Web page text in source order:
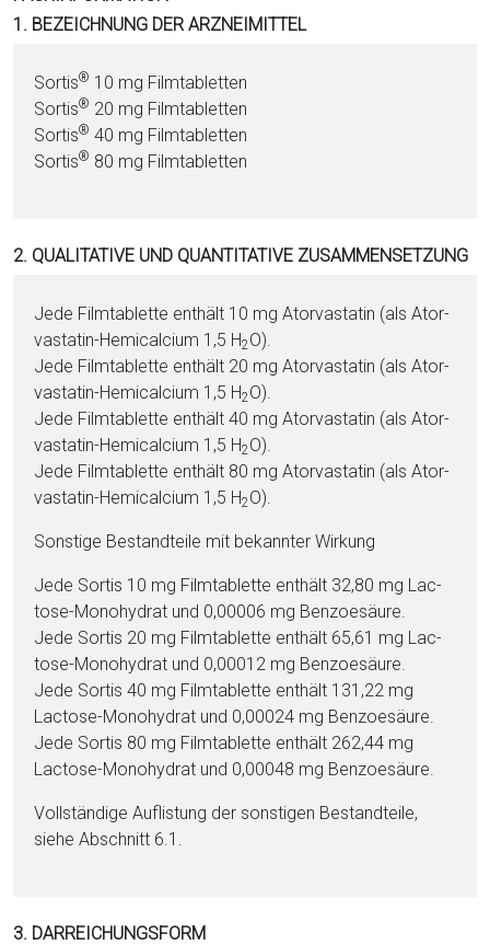
1. BEZEICHNUNG DER ARZNEIMITTEL
Sortis® 10 mg Film­ta­blet­ten
Sortis® 20 mg Film­ta­blet­ten
Sortis® 40 mg Film­ta­blet­ten
Sortis® 80 mg Film­ta­blet­ten
2. QUALITATIVE UND QUANTITATIVE ZUSAMMENSETZUNG
Jede Film­ta­blet­te enthält 10 mg Ator­va­sta­tin (als Ator­
va­sta­tin-He­mi­cal­ci­um 1,5 H2O).
Jede Film­ta­blet­te enthält 20 mg Ator­va­sta­tin (als Ator­
va­sta­tin-He­mi­cal­ci­um 1,5 H2O).
Jede Film­ta­blet­te enthält 40 mg Ator­va­sta­tin (als Ator­
va­sta­tin-He­mi­cal­ci­um 1,5 H2O).
Jede Film­ta­blet­te enthält 80 mg Ator­va­sta­tin (als Ator­
va­sta­tin-He­mi­cal­ci­um 1,5 H2O).
Sonstige Be­stand­tei­le mit bekannter Wirkung
Jede Sortis 10 mg Film­ta­blet­te enthält 32,80 mg Lac­
to­se-Mo­no­hy­drat und 0,00006 mg Benzoesäure.
Jede Sortis 20 mg Film­ta­blet­te enthält 65,61 mg Lac­
to­se-Mo­no­hy­drat und 0,00012 mg Benzoesäure.
Jede Sortis 40 mg Film­ta­blet­te enthält 131,22 mg
Lac­to­se-Mo­no­hy­drat und 0,00024 mg Benzoesäure.
Jede Sortis 80 mg Film­ta­blet­te enthält 262,44 mg
Lac­to­se-Mo­no­hy­drat und 0,00048 mg Benzoesäure.
Vollständige Auflistung der sonstigen Be­stand­tei­le,
siehe Abschnitt 6.1.
3. DARREICHUNGSFORM